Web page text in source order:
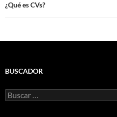
¿Qué es CVs?
BUSCADOR
Buscar: